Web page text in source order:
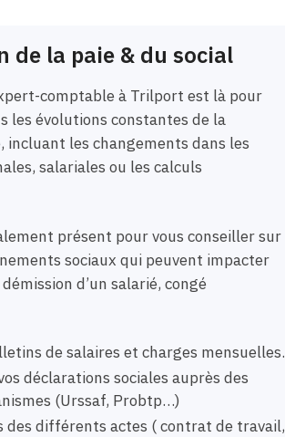
de la paie & du social
comptable à Trilport est là pour
les évolutions constantes de la
incluant les changements dans les
salariales ou les calculs
présent pour vous conseiller sur
sociaux qui peuvent impacter
d’un salarié, congé
de salaires et charges mensuelles.
déclarations sociales auprès des
(Urssaf, Probtp…)
des différents actes ( contrat de travail,